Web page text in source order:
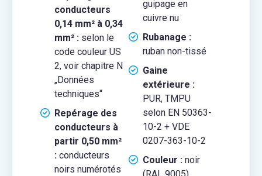
conducteurs
0,14 mm² à 0,34
mm² :selon le
code couleur US
2, voir chapitre N
„Données
techniques“
Repérage des
conducteurs à
partir 0,50 mm²
:conducteurs
noirs numérotés
guipage en
cuivre nu
Rubanage :
ruban non-tissé
Gaine
extérieure :
PUR, TMPU
selon EN 50363-
10-2 + VDE
0207-363-10-2
Couleur :noir